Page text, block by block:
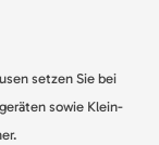
setzen Sie bei
sowie Klein-